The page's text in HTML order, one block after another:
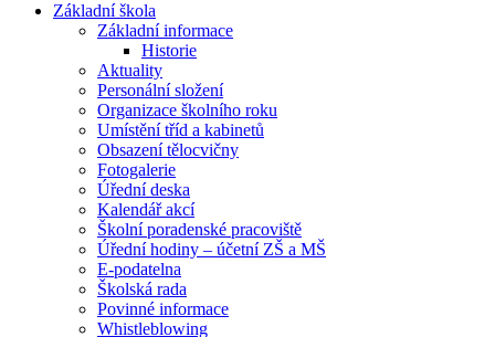
Základní škola
Základní informace
Historie
Aktuality
Personální složení
Organizace školního roku
Umístění tříd a kabinetů
Obsazení tělocvičny
Fotogalerie
Úřední deska
Kalendář akcí
Školní poradenské pracoviště
Úřední hodiny – účetní ZŠ a MŠ
E-podatelna
Školská rada
Povinné informace
Whistleblowing